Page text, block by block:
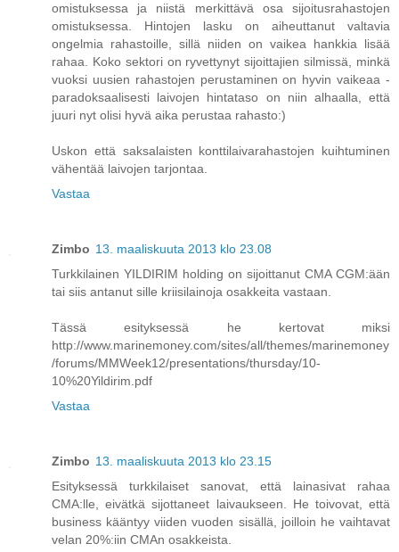
omistuksessa ja niistä merkittävä osa sijoitusrahastojen
omistuksessa. Hintojen lasku on aiheuttanut valtavia
ongelmia rahastoille, sillä niiden on vaikea hankkia lisää
rahaa. Koko sektori on ryvettynyt sijoittajien silmissä, minkä
vuoksi uusien rahastojen perustaminen on hyvin vaikeaa -
paradoksaalisesti laivojen hintataso on niin alhaalla, että
juuri nyt olisi hyvä aika perustaa rahasto:)
Uskon että saksalaisten konttilaivarahastojen kuihtuminen
vähentää laivojen tarjontaa.
Vastaa
Zimbo 13. maaliskuuta 2013 klo 23.08
Turkkilainen YILDIRIM holding on sijoittanut CMA CGM:ään
tai siis antanut sille kriisilainoja osakkeita vastaan.
Tässä esityksessä he kertovat miksi
http://www.marinemoney.com/sites/all/themes/marinemoney
/forums/MMWeek12/presentations/thursday/10-
10%20Yildirim.pdf
Vastaa
Zimbo 13. maaliskuuta 2013 klo 23.15
Esityksessä turkkilaiset sanovat, että lainasivat rahaa
CMA:lle, eivätkä sijottaneet laivaukseen. He toivovat, että
business kääntyy viiden vuoden sisällä, joilloin he vaihtavat
velan 20%:iin CMAn osakkeista.